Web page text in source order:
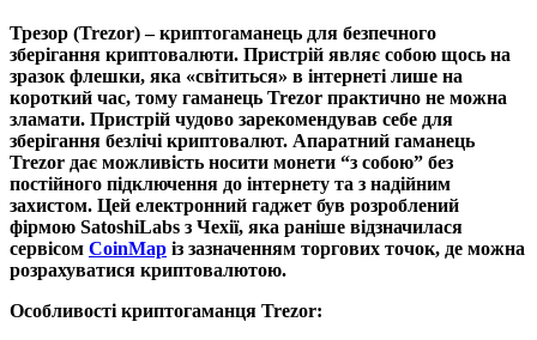
Трезор (Trezor) – криптогаманець для безпечного
зберігання криптовалюти. Пристрій являє собою щось на
зразок флешки, яка «світиться» в інтернеті лише на
короткий час, тому гаманець Trezor практично не можна
зламати. Пристрій чудово зарекомендував себе для
зберігання безлічі криптовалют. Апаратний гаманець
Trezor дає можливість носити монети “з собою” без
постійного підключення до інтернету та з надійним
захистом. Цей електронний гаджет був розроблений
фірмою SatoshiLabs з Чехії, яка раніше відзначилася
сервісом CoinMap із зазначенням торгових точок, де можна
розрахуватися криптовалютою.
Особливості криптогаманця Trezor: